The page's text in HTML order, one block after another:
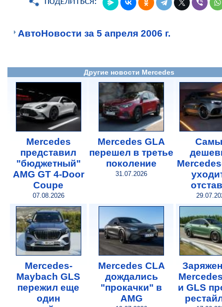
АвтоНовости за 5 апреля 2006 г.
Другие новости Mercedes
Mercedes
представил
"бюджетный"
AMG GT 4-Door
Coupe
07.08.2026
Mercedes GLA
перешел в третье
поколение
31.07.2026
Mercedes-
Maybach GLS
пережил еще
один
Mercedes CLA
дождались
"прокачки" в
AMG
и GLS